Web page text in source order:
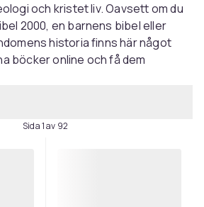
och kristet liv. Oavsett om du
2000, en barnens bibel eller
historia finns här något
böcker online och få dem
Sida 1 av 92